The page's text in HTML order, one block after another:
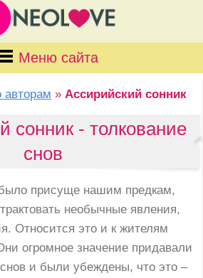
Меню сайта
авторам »Ассирийский сонник
сонник - толкование
снов
присуще нашим предкам,
необычные явления,
Относится это и к жителям
огромное значение придавали
и были убеждены, что это –